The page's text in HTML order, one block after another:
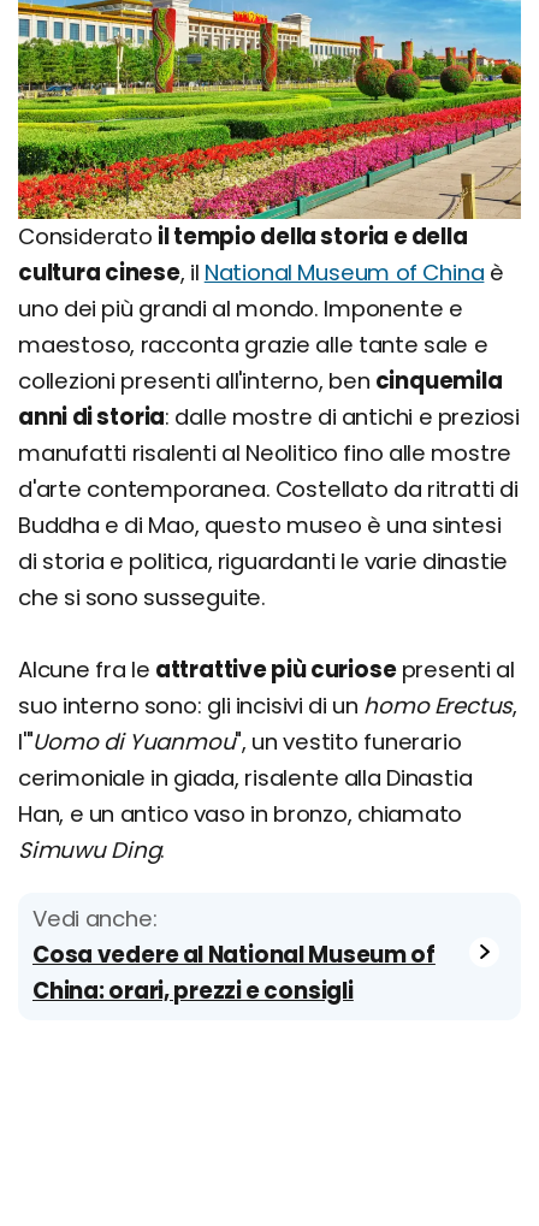
Considerato il tempio della storia e della
cultura cinese, il National Museum of China è
uno dei più grandi al mondo. Imponente e
maestoso, racconta grazie alle tante sale e
collezioni presenti all'interno, ben cinquemila
anni di storia: dalle mostre di antichi e preziosi
manufatti risalenti al Neolitico fino alle mostre
d'arte contemporanea. Costellato da ritratti di
Buddha e di Mao, questo museo è una sintesi
di storia e politica, riguardanti le varie dinastie
che si sono susseguite.
Alcune fra le attrattive più curiosepresenti al
suo interno sono: gli incisivi di un homo Erectus,
l'"Uomo di Yuanmou", un vestito funerario
cerimoniale in giada, risalente alla Dinastia
Han, e un antico vaso in bronzo, chiamato
Simuwu Ding.
Vedi anche:
Cosa vedere al National Museum of
China: orari, prezzi e consigli